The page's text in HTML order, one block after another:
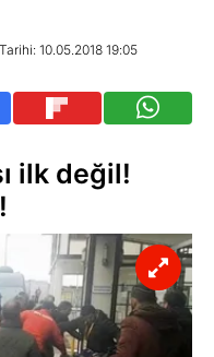
10.05.2018 19:05
ilk değil!